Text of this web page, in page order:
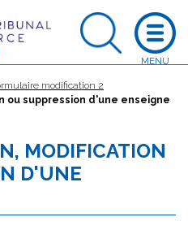
modification 2
ou suppression d'une enseigne
MODIFICATION
D'UNE